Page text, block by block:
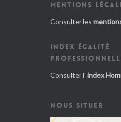
MENTIONS
Consulter les
INDEX ÉGALITÉ
Consulter l' index
NOUS SITUER